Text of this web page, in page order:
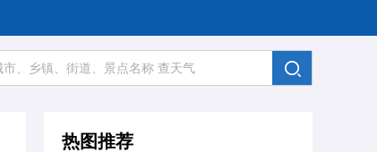
热图推荐